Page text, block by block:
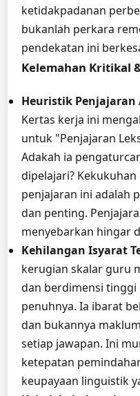
ketidakpadanan
bukanlah perkara
pendekatan ini
Kelemahan Kritikal
Heuristik
Kertas kerja ini
untuk "Penjajaran
Adakah ia
dipelajari?
penjajaran ini adalah
dan penting.
menyebarkan hingar
Kehilangan Isyarat
kerugian skalar guru
dan berdimensi
penuhnya. Ia ibarat
dan bukannya
setiap jawapan. Ini
ketepatan
keupayaan linguistik